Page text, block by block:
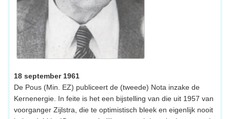
18 september 1961
De Pous (Min. EZ) publiceert de (tweede) Nota inzake de
Kernenergie. In feite is het een bijstelling van die uit 1957 van
voorganger Zijlstra, die te optimistisch bleek en eigenlijk nooit